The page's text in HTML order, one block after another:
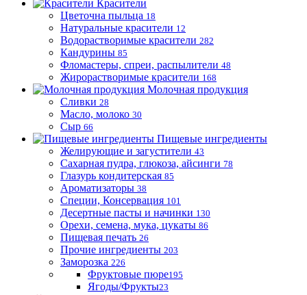
Красители
Цветочна пыльца 18
Натуральные красители 12
Водорастворимые красители 282
Кандурины 85
Фломастеры, спреи, распылители 48
Жирорастворимые красители 168
Молочная продукция
Сливки 28
Масло, молоко 30
Сыр 66
Пищевые ингредиенты
Желирующие и загустители 43
Сахарная пудра, глюкоза, айсинги 78
Глазурь кондитерская 85
Ароматизаторы 38
Специи, Консервация 101
Десертные пасты и начинки 130
Орехи, семена, мука, цукаты 86
Пищевая печать 26
Прочие ингредиенты 203
Заморозка 226
Фруктовые пюре195
Ягоды/Фрукты23